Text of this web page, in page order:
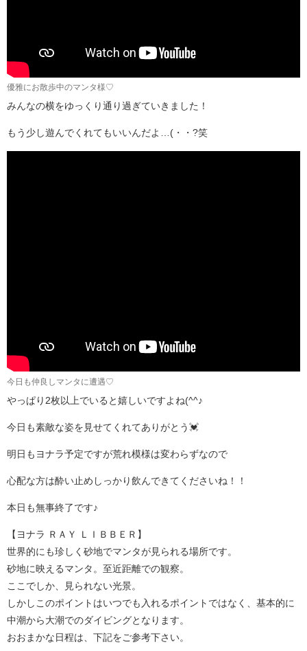
優雅にお散歩中のマンタ様♡
みんなの横をゆっくり通り過ぎていきました！
もう少し遊んでくれてもいいんだよ…(・・?笑
今日も仲良しマンタに遭遇♡
やっぱり2枚以上でいると嬉しいですよね(^^♪
今日も素敵な姿を見せてくれてありがとう💓
明日もヨナラ予定ですが荒れ模様は変わらずなので
心配な方は酔い止めしっかり飲んできてくださいね！！
本日も無事終了です♪
【ヨナラ ＲＡＹ ＬＩＢＢＥＲ】
世界的にも珍しく砂地でマンタが見られる場所です。
砂地に映えるマンタ。至近距離での観察。
ここでしか、見られない光景。
しかしこのポイントはいつでも入れるポイントではなく、基本的に
中潮から大潮でのダイビングとなります。
おおまかな日程は、下記をご参考下さい。